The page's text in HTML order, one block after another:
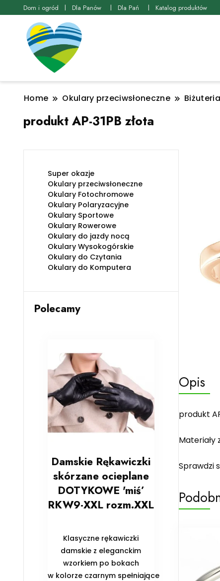
Dom i ogród Dla Panów Dla Pań Katalog produktów
Home Okulary przeciwsłoneczne
produkt AP-31PB złota
Opis
produkt
Materiały
Sprawdzi
Super okazje
Okulary przeciwsłoneczne
Okulary Fotochromowe
Okulary Polaryzacyjne
Okulary Sportowe
Okulary Rowerowe
Okulary do jazdy nocą
Okulary Wysokogórskie
Okulary do Czytania
Okulary do Komputera
Polecamy
Damskie Rękawiczki
skórzane ocieplane
DOTYKOWE 'miś’
RKW9-XXL rozm.XXL
Klasyczne rękawiczki
damskie z eleganckim
wzorkiem po bokach
w kolorze czarnym spełniające